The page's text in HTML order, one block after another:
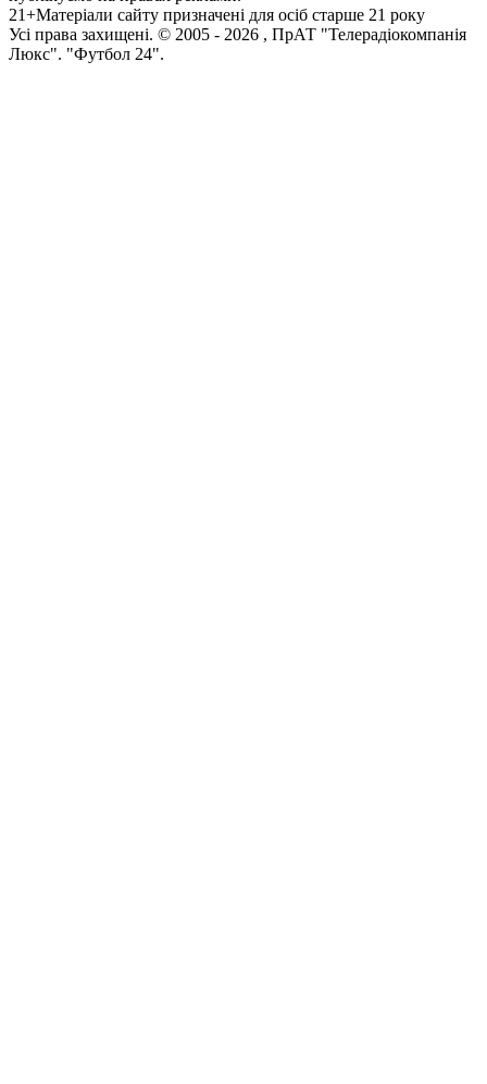
21+Матеріали сайту призначені для осіб старше 21 року
Усi права захищенi. © 2005 - 2026 , ПрАТ "Телерадіокомпанія
Люкс". "Футбол 24".